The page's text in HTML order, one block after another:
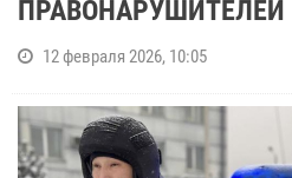
ПРАВОНАРУШИТЕЛЕЙ
12 февраля 2026, 10:05